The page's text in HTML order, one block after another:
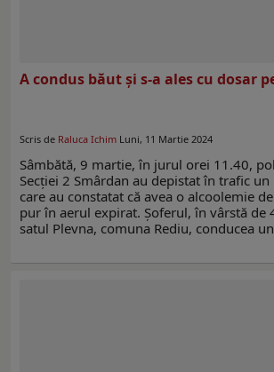
A condus băut și s-a ales cu dosar
Scris de Raluca Ichim Luni, 11 Martie 2024
Sâmbătă, 9 martie, în jurul orei 11.40,
Secției 2 Smârdan au depistat în trafic
care au constatat că avea o alcoolemie
pur în aerul expirat. Șoferul, în vârstă de
satul Plevna, comuna Rediu, conducea